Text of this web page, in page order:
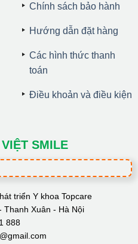
Chính sách bảo hành
Hướng dẫn đặt hàng
Các hình thức thanh
toán
Điều khoản và điều kiện
SMILE
triển Y khoa Topcare
Thanh Xuân - Hà Nội
888